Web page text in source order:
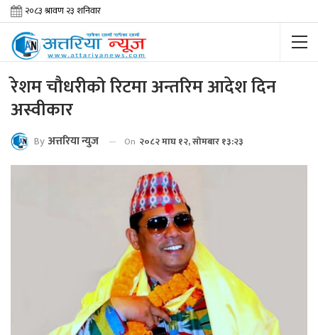
रेशम चौधरीको रिटमा अन्तरिम आदेश दिन
अस्वीकार
By अत्तरिया न्युज On २०८२ माघ १२, सोमबार १३:२३